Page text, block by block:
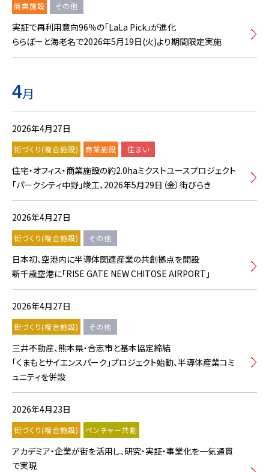
商業施設 その他
実証で再利用意向96％の「LaLa Pick」が進化
ららぽーと海老名で2026年5月19日(火)より期間限定実施
4月
2026年4月27日
街づくり(複合施設) 商業施設 住まい
住宅・オフィス・商業施設の約2.0haミクストユースプロジェクト
「パークシティ中野」竣工、2026年5月29日（金）街びらき
2026年4月27日
街づくり(複合施設) その他
日本初、空港内に半導体関連産業の共創拠点を開設
新千歳空港に「RISE GATE NEW CHITOSE AIRPORT」
2026年4月27日
街づくり(複合施設) その他
三井不動産、熊本県・合志市と基本協定締結
「くまもとサイエンスパーク」プロジェクト始動、半導体産業コミ
ュニティを併設
2026年4月23日
街づくり(複合施設) ベンチャー共創
アカデミア・企業が街を活用し、研究・実証・事業化を一気通貫
で実現